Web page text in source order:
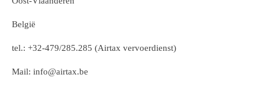
België
tel.: +32-479/285.285 (Airtax vervoerdienst)
Mail: info@airtax.be